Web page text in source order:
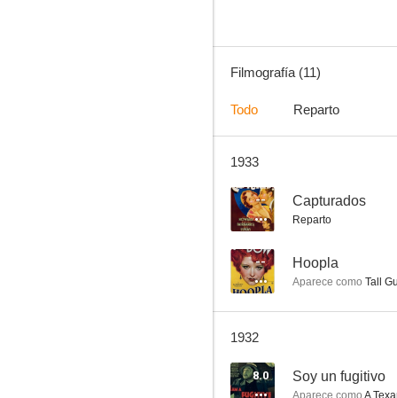
Esclavos de la tierra
--
Lejos de Broadway
Filmografía (11)
Todo Reparto
1933
-- Capturados
Reparto
-- Hoopla
Aparece como Tall
1932
8.0 Soy un fugitivo
Aparece como A